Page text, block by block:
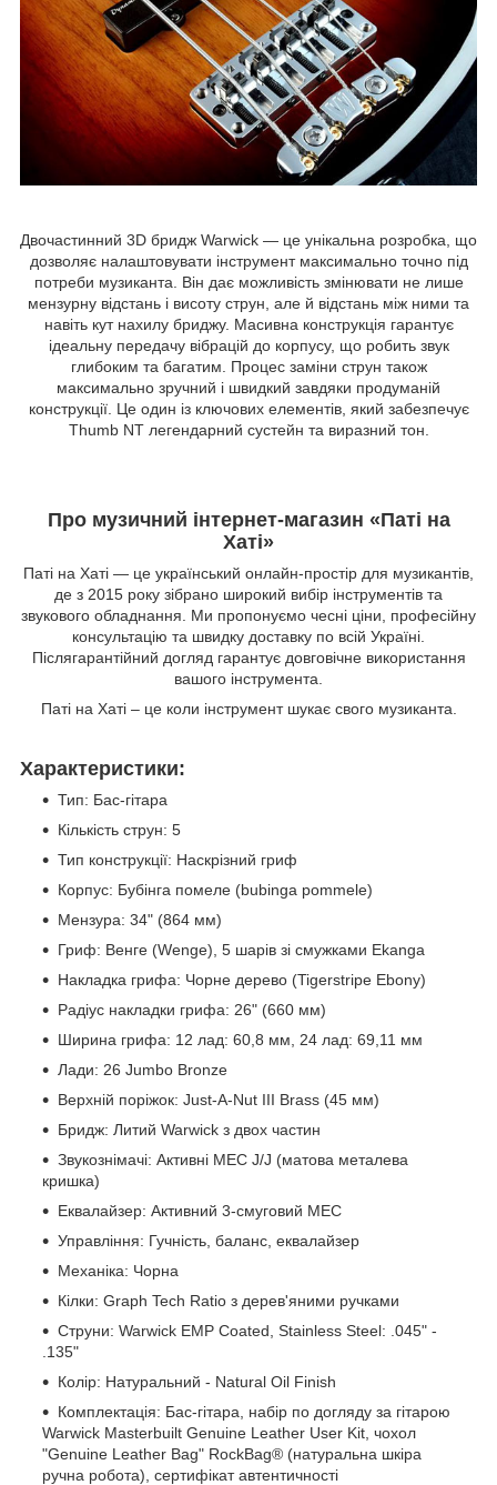
Двочастинний 3D бридж Warwick — це унікальна розробка, що
дозволяє налаштовувати інструмент максимально точно під
потреби музиканта. Він дає можливість змінювати не лише
мензурну відстань і висоту струн, але й відстань між ними та
навіть кут нахилу бриджу. Масивна конструкція гарантує
ідеальну передачу вібрацій до корпусу, що робить звук
глибоким та багатим. Процес заміни струн також
максимально зручний і швидкий завдяки продуманій
конструкції. Це один із ключових елементів, який забезпечує
Thumb NT легендарний сустейн та виразний тон.
Про музичний інтернет-магазин «Паті на
Хаті»
Паті на Хаті — це український онлайн-простір для музикантів,
де з 2015 року зібрано широкий вибір інструментів та
звукового обладнання. Ми пропонуємо чесні ціни, професійну
консультацію та швидку доставку по всій Україні.
Післягарантійний догляд гарантує довговічне використання
вашого інструмента.
Паті на Хаті – це коли інструмент шукає свого музиканта.
Характеристики:
Тип: Бас-гітара
Кількість струн: 5
Тип конструкції: Наскрізний гриф
Корпус: Бубінга помеле (bubinga pommele)
Мензура: 34" (864 мм)
Гриф: Венге (Wenge), 5 шарів зі смужками Ekanga
Накладка грифа: Чорне дерево (Tigerstripe Ebony)
Радіус накладки грифа: 26" (660 мм)
Ширина грифа: 12 лад: 60,8 мм, 24 лад: 69,11 мм
Лади: 26 Jumbo Bronze
Верхній поріжок: Just-A-Nut III Brass (45 мм)
Бридж: Литий Warwick з двох частин
Звукознімачі: Активні MEC J/J (матова металева
кришка)
Еквалайзер: Активний 3-смуговий MEC
Управління: Гучність, баланс, еквалайзер
Механіка: Чорна
Кілки: Graph Tech Ratio з дерев'яними ручками
Струни: Warwick EMP Coated, Stainless Steel: .045" -
.135"
Колір: Натуральний - Natural Oil Finish
Комплектація: Бас-гітара, набір по догляду за гітарою
Warwick Masterbuilt Genuine Leather User Kit, чохол
"Genuine Leather Bag" RockBag® (натуральна шкіра
ручна робота), сертифікат автентичності